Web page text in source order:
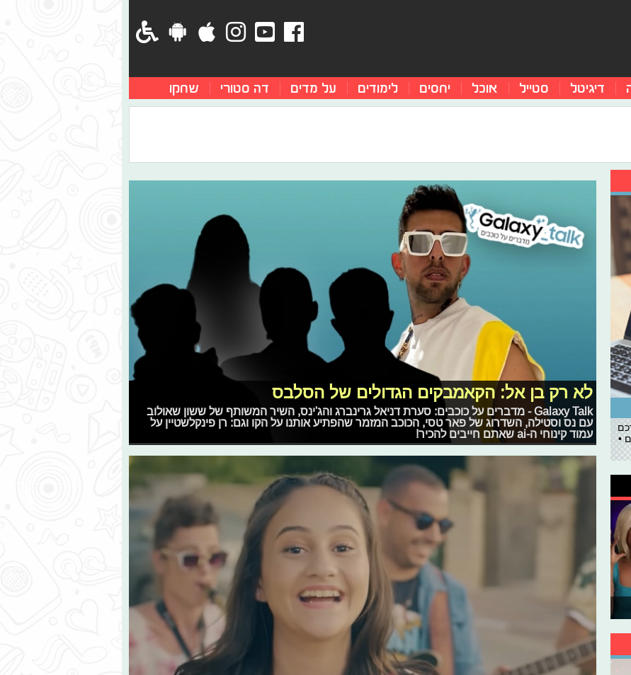
דיגיטל סטייל אוכל יחסים לימודים על מדים דה סטורי שחקו
לא רק בן אל: הקאמבקים הגדולים של הסלבס
Galaxy Talk - מדברים על כוכבים: סערת דניאל גרינברג והג'ינס, השיר המשותף של ששון שאולוב
עם נס וסטילה, השדרוג של פאר טסי, הכוכב המזמר שהפתיע אותנו על הקו וגם: רן פינקלשטיין על
עמוד קינוחי ה-ai שאתם חייבים להכיר!
•